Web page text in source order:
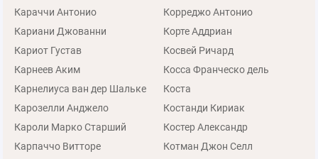
Караччи Антонио
Кариани Джованни
Кариот Густав
Карнеев Аким
Карнелиуса ван дер Шальке
Карозелли Анджело
Кароли Марко Старший
Карпаччо Витторе
Корреджо Антонио
Корте Аддриан
Косвей Ричард
Косса Франческо дель
Коста
Костанди Кириак
Костер Александр
Котман Джон Селл